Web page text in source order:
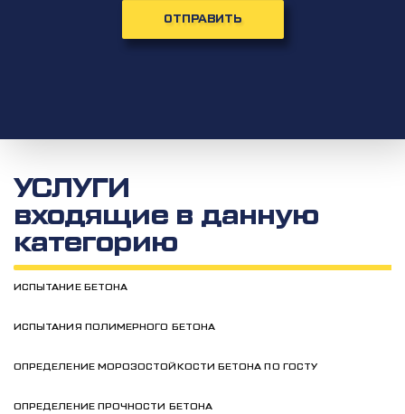
ОТПРАВИТЬ
УСЛУГИ
входящие в данную
категорию
ИСПЫТАНИЕ БЕТОНА
ИСПЫТАНИЯ ПОЛИМЕРНОГО БЕТОНА
ОПРЕДЕЛЕНИЕ МОРОЗОСТОЙКОСТИ БЕТОНА ПО ГОСТУ
ОПРЕДЕЛЕНИЕ ПРОЧНОСТИ БЕТОНА